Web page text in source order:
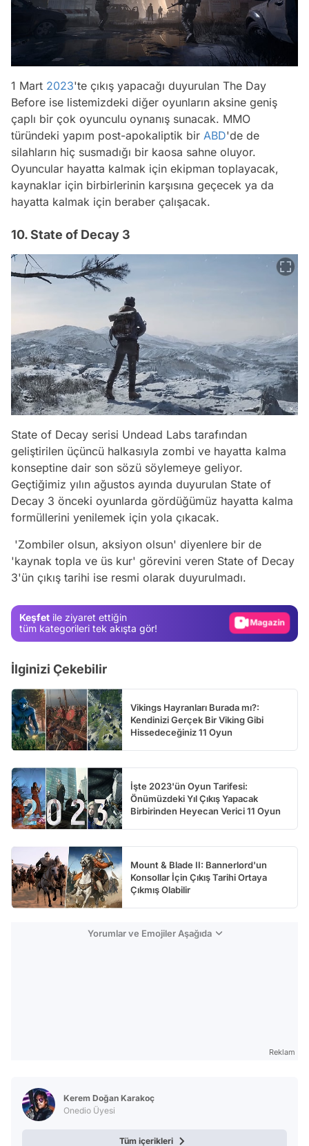
1 Mart 2023'te çıkış yapacağı duyurulan The Day
Before ise listemizdeki diğer oyunların aksine geniş
çaplı bir çok oyunculu oynanış sunacak. MMO
türündeki yapım post-apokaliptik bir ABD'de de
silahların hiç susmadığı bir kaosa sahne oluyor.
Oyuncular hayatta kalmak için ekipman toplayacak,
kaynaklar için birbirlerinin karşısına geçecek ya da
hayatta kalmak için beraber çalışacak.
10. State of Decay 3
State of Decay serisi Undead Labs tarafından
geliştirilen üçüncü halkasıyla zombi ve hayatta kalma
konseptine dair son sözü söylemeye geliyor.
Geçtiğimiz yılın ağustos ayında duyurulan State of
Decay 3 önceki oyunlarda gördüğümüz hayatta kalma
formüllerini yenilemek için yola çıkacak.
'Zombiler olsun, aksiyon olsun' diyenlere bir de
'kaynak topla ve üs kur' görevini veren State of Decay
3'ün çıkış tarihi ise resmi olarak duyurulmadı.
Keşfet ile ziyaret ettiğin
tüm kategorileri tek akışta gör!
Video
İlginizi Çekebilir
Vikings Hayranları Burada mı?:
Kendinizi Gerçek Bir Viking Gibi
Hissedeceğiniz 11 Oyun
İşte 2023'ün Oyun Tarifesi:
Önümüzdeki Yıl Çıkış Yapacak
Birbirinden Heyecan Verici 11 Oyun
Mount & Blade II: Bannerlord'un
Konsollar İçin Çıkış Tarihi Ortaya
Çıkmış Olabilir
Yorumlar ve Emojiler Aşağıda
Reklam
Kerem Doğan Karakoç
Onedio Üyesi
Tüm içerikleri